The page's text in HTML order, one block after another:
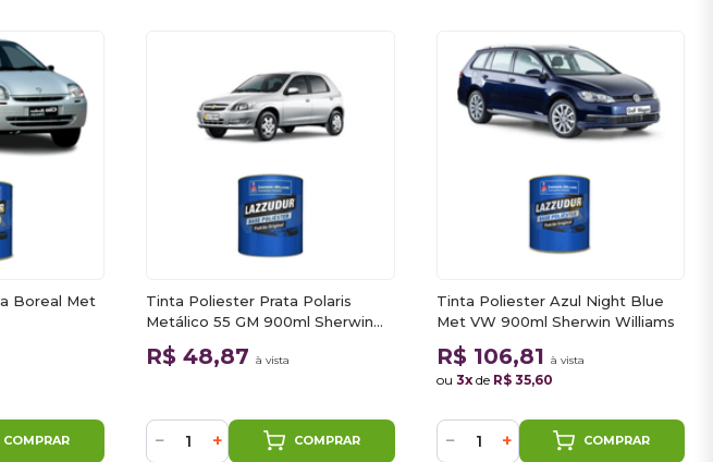
Boreal Met
COMPRAR
Tinta Poliester Prata Polaris
Metálico 55 GM 900ml Sherwin
Williams
R$ 48,87 à vista
− + COMPRAR
Tinta Poliester Azul Night Blue
Met VW 900ml Sherwin Williams
R$ 106,81 à vista
ou 3xde R$ 35,60
− + COMPRAR